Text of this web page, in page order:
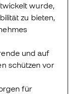
wurde,
zu bieten,
und auf
schützen vor
für